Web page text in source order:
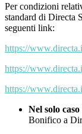
Per condizioni
standard di Directa
seguenti link:
https://
https://
https://
Nel solo
Bonifico a